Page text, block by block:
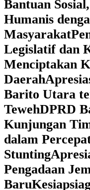
Bantuan
Humanis
Masyarakat
Legislatif dan
Menciptakan
Daerah
Barito Utara
TewehDPRD
Kunjungan
dalam
Stunting
Pengadaan
Baru